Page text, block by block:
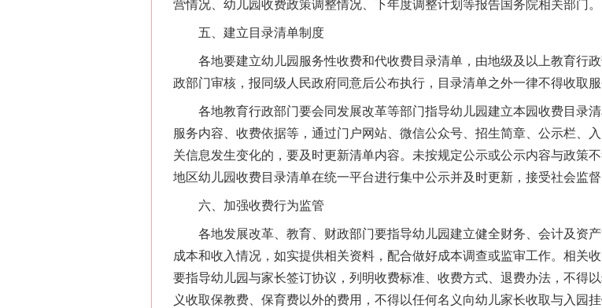
营情况、幼儿园收费政策调整情况、下年度调整计划等报告国务院相关部门。
五、建立目录清单制度
各地要建立幼儿园服务性收费和代收费目录清单，由地级及以上教育行
政部门审核，报同级人民政府同意后公布执行，目录清单之外一律不得收取服
各地教育行政部门要会同发展改革等部门指导幼儿园建立本园收费目录清
服务内容、收费依据等，通过门户网站、微信公众号、招生简章、公示栏、
关信息发生变化的，要及时更新清单内容。未按规定公示或公示内容与政策
地区幼儿园收费目录清单在统一平台进行集中公示并及时更新，接受社会监督
六、加强收费行为监管
各地发展改革、教育、财政部门要指导幼儿园建立健全财务、会计及资
成本和收入情况，如实提供相关资料，配合做好成本调查或监审工作。相关
要指导幼儿园与家长签订协议，列明收费标准、收费方式、退费办法，不得
义收取保教费、保育费以外的费用，不得以任何名义向幼儿家长收取与入园